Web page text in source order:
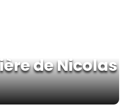
de Nicolas